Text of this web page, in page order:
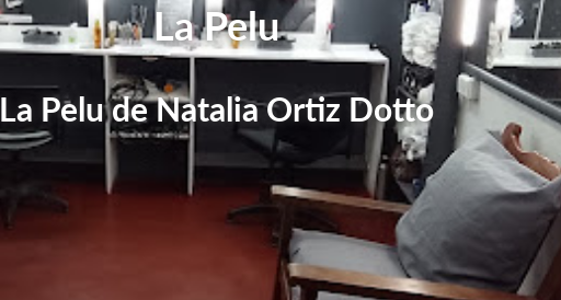
La Pelu
La Pelu de Natalia Ortiz Dotto